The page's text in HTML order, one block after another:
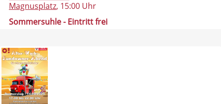
Magnusplatz, 15:00 Uhr
Sommersuhle - Eintritt frei